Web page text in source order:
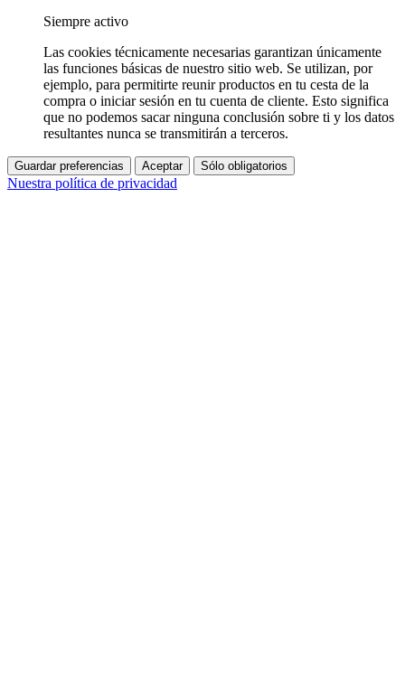
Siempre activo
Las cookies técnicamente necesarias garantizan únicamente
las funciones básicas de nuestro sitio web. Se utilizan, por
ejemplo, para permitirte reunir productos en tu cesta de la
compra o iniciar sesión en tu cuenta de cliente. Esto significa
que no podemos sacar ninguna conclusión sobre ti y los datos
resultantes nunca se transmitirán a terceros.
Guardar preferencias Aceptar Sólo obligatorios
Nuestra política de privacidad